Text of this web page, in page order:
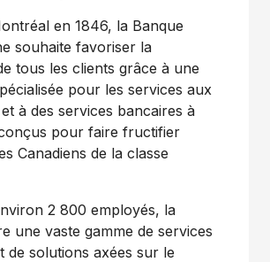
en 1846, la Banque
souhaite favoriser la
tous les clients grâce à une
pour les services aux
à des services bancaires à
pour faire fructifier
Canadiens de la classe
2 800 employés, la
une vaste gamme de services
de solutions axées sur le